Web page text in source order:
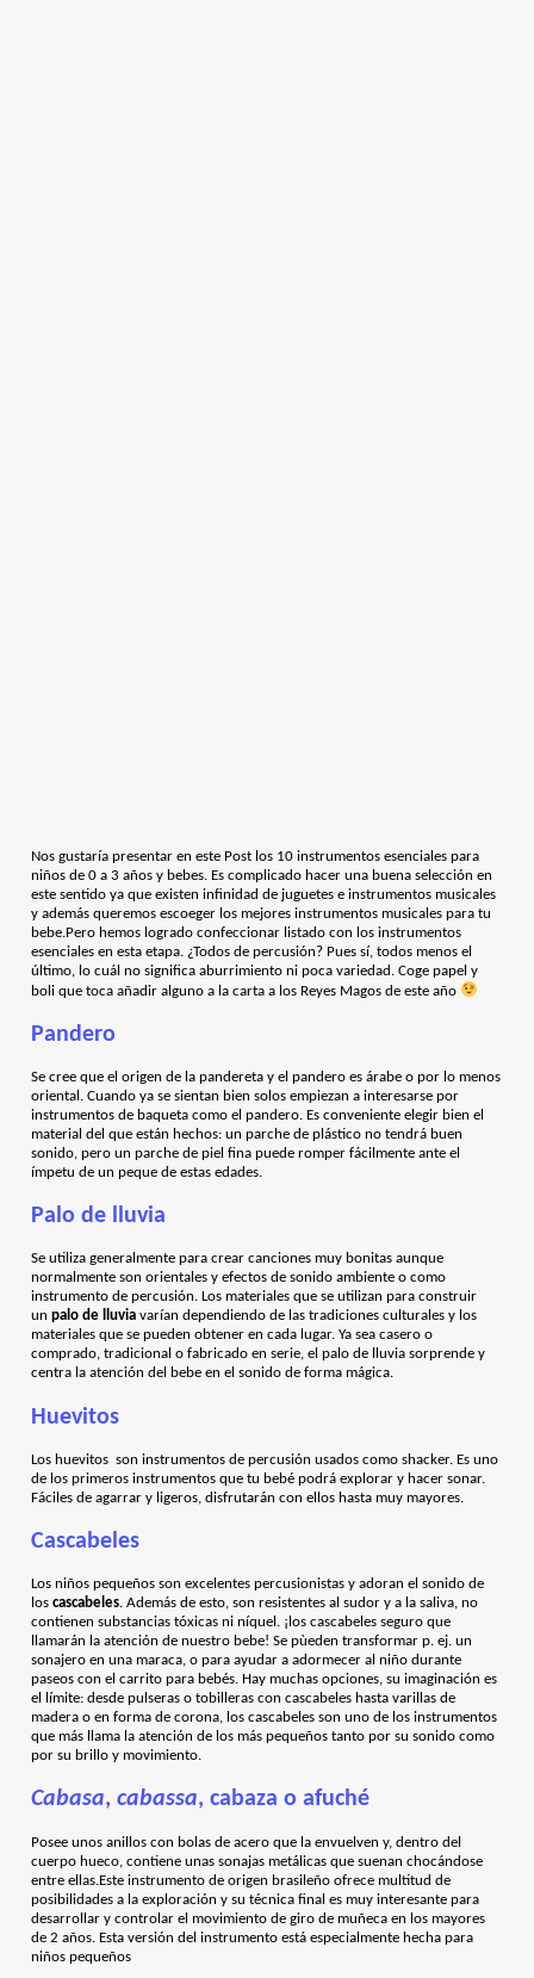
Nos gustaría presentar en este Post los 10 instrumentos esenciales para
niños de 0 a 3 años y bebes. Es complicado hacer una buena selección en
este sentido ya que existen infinidad de juguetes e instrumentos musicales
y además queremos escoeger los mejores instrumentos musicales para tu
bebe.Pero hemos logrado confeccionar listado con los instrumentos
esenciales en esta etapa. ¿Todos de percusión? Pues sí, todos menos el
último, lo cuál no significa aburrimiento ni poca variedad. Coge papel y
boli que toca añadir alguno a la carta a los Reyes Magos de este año
Pandero
Se cree que el origen de la pandereta y el pandero es árabe o por lo menos
oriental. Cuando ya se sientan bien solos empiezan a interesarse por
instrumentos de baqueta como el pandero. Es conveniente elegir bien el
material del que están hechos: un parche de plástico no tendrá buen
sonido, pero un parche de piel fina puede romper fácilmente ante el
ímpetu de un peque de estas edades.
Palo de lluvia
Se utiliza generalmente para crear canciones muy bonitas aunque
normalmente son orientales y efectos de sonido ambiente o como
instrumento de percusión. Los materiales que se utilizan para construir
unpalo de lluvia varían dependiendo de las tradiciones culturales y los
materiales que se pueden obtener en cada lugar. Ya sea casero o
comprado, tradicional o fabricado en serie, el palo de lluvia sorprende y
centra la atención del bebe en el sonido de forma mágica.
Huevitos
Los huevitos son instrumentos de percusión usados como shacker. Es uno
de los primeros instrumentos que tu bebé podrá explorar y hacer sonar.
Fáciles de agarrar y ligeros, disfrutarán con ellos hasta muy mayores.
Cascabeles
Los niños pequeños son excelentes percusionistas y adoran el sonido de
loscascabeles. Además de esto, son resistentes al sudor y a la saliva, no
contienen substancias tóxicas ni níquel. ¡los cascabeles seguro que
llamarán la atención de nuestro bebe! Se pùeden transformar p. ej. un
sonajero en una maraca, o para ayudar a adormecer al niño durante
paseos con el carrito para bebés. Hay muchas opciones, su imaginación es
el límite: desde pulseras o tobilleras con cascabeles hasta varillas de
madera o en forma de corona, los cascabeles son uno de los instrumentos
que más llama la atención de los más pequeños tanto por su sonido como
por su brillo y movimiento.
Cabasa,cabassa, cabaza o afuché
Posee unos anillos con bolas de acero que la envuelven y, dentro del
cuerpo hueco, contiene unas sonajas metálicas que suenan chocándose
entre ellas.Este instrumento de origen brasileño ofrece multitud de
posibilidades a la exploración y su técnica final es muy interesante para
desarrollar y controlar el movimiento de giro de muñeca en los mayores
de 2 años. Esta versión del instrumento está especialmente hecha para
niños pequeños